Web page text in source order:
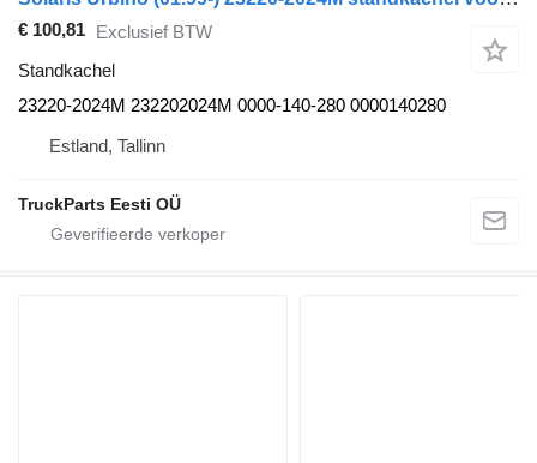
€ 100,81 Exclusief BTW
Standkachel
23220-2024M 232202024M 0000-140-280 0000140280
Estland, Tallinn
TruckParts Eesti OÜ